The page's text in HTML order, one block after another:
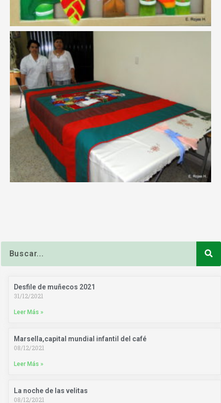
Desfile de muñecos 2021
31/12/2021
Leer Más »
Marsella,capital mundial infantil del café
08/12/2021
Leer Más »
La noche de las velitas
08/12/2021